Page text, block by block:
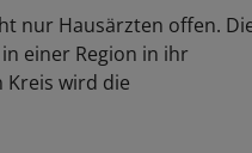
nur Hausärzten offen.
einer Region in ihr
Kreis wird die